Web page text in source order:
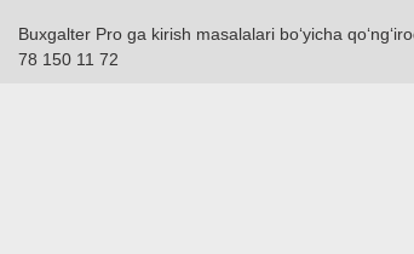
Buxgalter Pro ga kirish masalalari boʻyicha
78 150 11 72